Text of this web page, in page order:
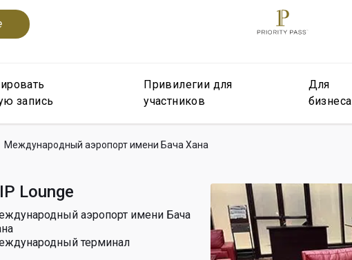
запись
Привилегии для
участников
Для
бизнеса
Международный аэропорт имени Бача Хана
Lounge
аэропорт имени Бача
терминал